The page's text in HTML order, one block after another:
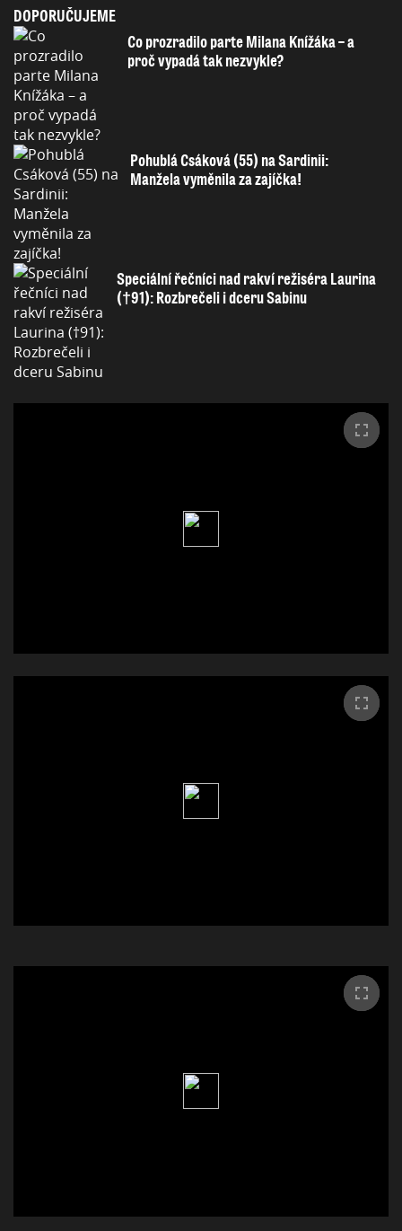
DOPORUČUJEME
Co prozradilo parte Milana Knížáka – a
proč vypadá tak nezvykle?
Pohublá Csáková (55) na Sardinii:
Manžela vyměnila za zajíčka!
Speciální řečníci nad rakví režiséra Laurina
(†91): Rozbrečeli i dceru Sabinu